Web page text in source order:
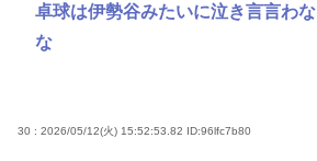
卓球は伊勢谷みたいに泣き言言わ
な
30 : 2026/05/12(火) 15:52:53.82 ID:96lfc7b80